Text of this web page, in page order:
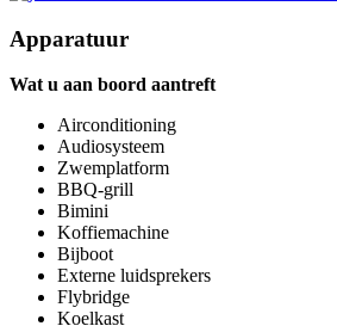
Apparatuur
Wat u aan boord aantreft
Airconditioning
Audiosysteem
Zwemplatform
BBQ-grill
Bimini
Koffiemachine
Bijboot
Externe luidsprekers
Flybridge
Koelkast